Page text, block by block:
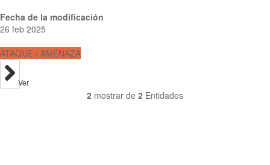
Fecha de la modificación
26 feb 2025
ATAQUE / AMENAZA
Ver
2 mostrar de 2 Entidades